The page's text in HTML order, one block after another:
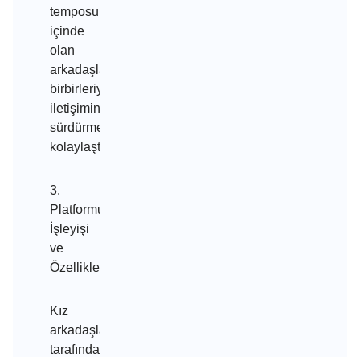
temposu
içinde
olan
arkadaşların
birbirleriyle
iletişimini
sürdürmelerini
kolaylaştırır.
3.
Platformun
İşleyişi
ve
Özellikleri
Kız
arkadaşlar
tarafından